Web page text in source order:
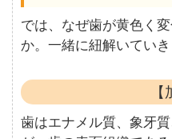
では、なぜ歯が黄色く
か。一緒に紐解いていき
【
歯はエナメル質、象牙